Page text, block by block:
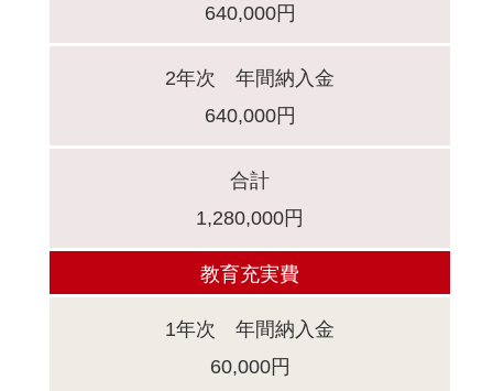
640,000円
2年次 年間納入金
640,000円
合計
1,280,000円
教育充実費
1年次 年間納入金
60,000円